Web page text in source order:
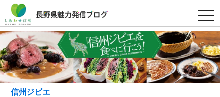
t
o
g
g
l
e
n
a
v
i
信州ジビエ